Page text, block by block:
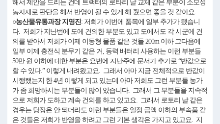
해서 제안을 드리는 건데 트랙터의 로타리 날 교체 같은 부분이 소모성
농자재로 판단을 해서 반영이 될 수 있게 해 줬으면 좋을 것 같아요.
○농산물유통과장 지영진: 저희가 이번에 품목에 일부 추가가 됐습니
다. 저희가 지난번에 도에 건의한 부분도 있고 도에서도 각 시군에 건
의를 받아서 저희가 이제 이동형 물품 같은 것들 200m 이하 그다음에
일부 이제 충전식 분무기 같은 거, 동력 배터리 사용하는 이런 부분들
50만 원 이하에 대한 부분은 요번에 지난주에 문서가 추가로 “반값으로
할 수 있다.” 이렇게 내려왔고요. 그래서 아마 지금 전체적으로 반값이
시행했는지 한 4년 이렇게 되고 있는데 아마 저희도 그런 부분들 농가
가 좀 희망하시는 부분들이 많이 있습니다. 그래서 그 부분들을 지속적
으로 저희가 도하고 계속 건의를 하고 있고요. 그래서 로토리 날 같은
경우는 당장은 안 되더라도 이런 부분들은 일정 금액 이하의 부속품 같
은 것들은 저희가 반영을 하려고 그런 기본 생각은 가지고 있고요. 지